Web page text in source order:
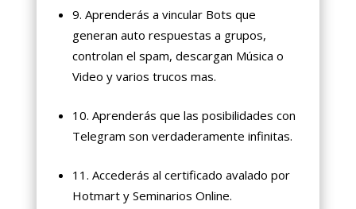
9. Aprenderás a vincular Bots que
generan auto respuestas a grupos,
controlan el spam, descargan Música o
Video y varios trucos mas.
10. Aprenderás que las posibilidades con
Telegram son verdaderamente infinitas.
11. Accederás al certificado avalado por
Hotmart y Seminarios Online.